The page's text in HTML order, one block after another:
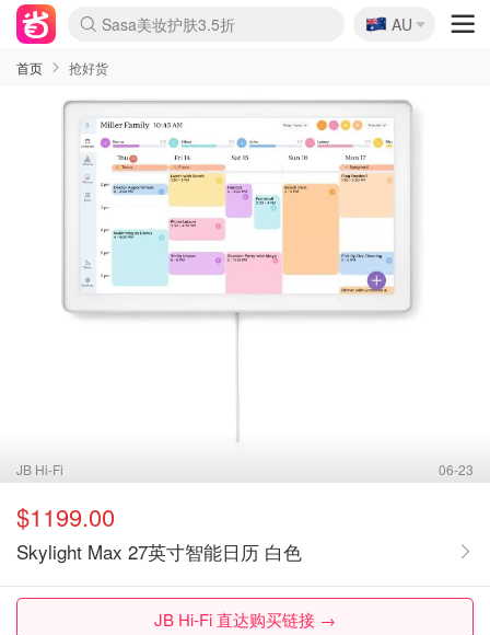
lululemon折扣上新
Sasa美妆护肤3.5折
SSENSE年中3折
FreshBeauty好价汇总
Cettire降价+叠9折
Farfetch折上8折
WWS Coles超市实拍
viagogo二手票捡漏
Myer清仓1折起
The Outnet奢牌1折起
David Jones 3折起
Flannels大牌1折
Perfumes Club护肤1折
AMIRO返校季6.2折
Oweek抽奖送Airpods
Amazon折扣汇总
eToro入金$200送$50
Amazon数码好物
ICONIC本周7.5折
ThedoubleF高奢地板价
Moose Knuckles 6折
丝芙兰5折起
EUFY官网3.7折起
Selenichast首饰2折
Trip机票酒店促销
YSL送5件彩妆礼
Amazon家居好物
BIGBANG巡演开票
David Jones时尚3折
Amazon美妆护肤
雅漾大喷$8
过敏原检测盒$33
伊索独家赠50ml沐浴露
科颜氏清仓3折
SEALIFE海洋馆门票6折
丝塔芙大白罐$16
订阅Newsletter送香薰
Cult Beauty 6.8折
Harrods圣诞日历2.3折
LN-CC奢牌私促3折
d'Alba空姐喷雾$16
EVE LOM套装逆天2折
Bernardelli独家4折
Adore Beauty 6折起
CT圣诞日历
Mytheresa奢品2.7折
Luxury Escapes 9折
Currentbody美容仪9折
卡诗9折+赠4件礼
MOON Garden Live
ALLSAINTS美衣3折
Roborock扫地机3.7折
Tingo Life水杯$24
Valentino官网5折
CR洗发护发6.3折
🇦🇺
AU
首页 抢好货
JB Hi-Fi 06-23
$1199.00
Skylight Max 27英寸智能日历 白色
JB Hi-Fi 直达购买链接 →